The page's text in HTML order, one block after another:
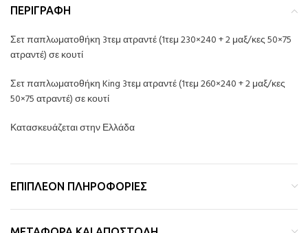
ΠΕΡΙΓΡΑΦΉ
Σετ παπλωματοθήκη 3τεμ ατραντέ (1τεμ 230×240 + 2 μαξ/κες 50×75
ατραντέ) σε κουτί
Σετ παπλωματοθήκη King 3τεμ ατραντέ (1τεμ 260×240 + 2 μαξ/κες
50×75 ατραντέ) σε κουτί
Κατασκευάζεται στην Ελλάδα
ΕΠΙΠΛΈΟΝ ΠΛΗΡΟΦΟΡΊΕΣ